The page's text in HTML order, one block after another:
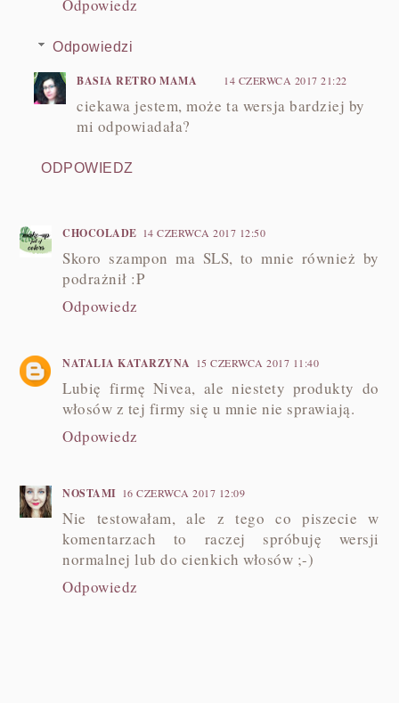
Odpowiedz
Odpowiedzi
BASIA RETRO MAMA 14 CZERWCA 2017 21:22
ciekawa jestem, może ta wersja bardziej by
mi odpowiadała?
ODPOWIEDZ
CHOCOLADE 14 CZERWCA 2017 12:50
Skoro szampon ma SLS, to mnie również by
podrażnił :P
Odpowiedz
NATALIA KATARZYNA 15 CZERWCA 2017 11:40
Lubię firmę Nivea, ale niestety produkty do
włosów z tej firmy się u mnie nie sprawiają.
Odpowiedz
NOSTAMI 16 CZERWCA 2017 12:09
Nie testowałam, ale z tego co piszecie w
komentarzach to raczej spróbuję wersji
normalnej lub do cienkich włosów ;-)
Odpowiedz